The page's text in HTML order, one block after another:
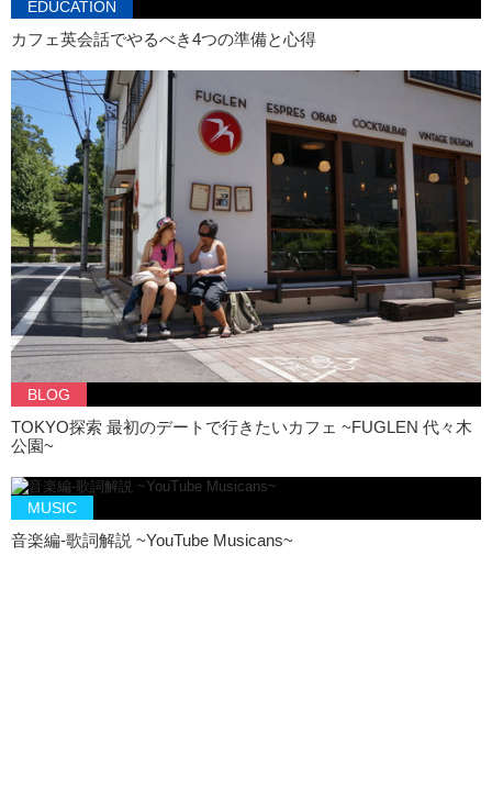
EDUCATION
カフェ英会話でやるべき4つの準備と心得
BLOG
TOKYO探索 最初のデートで行きたいカフェ ~FUGLEN 代々木
公園~
MUSIC
音楽編-歌詞解説 ~YouTube Musicans~